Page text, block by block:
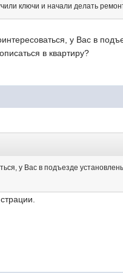
ключи и начали делать
у Вас в
в квартиру?
у Вас в подъезде